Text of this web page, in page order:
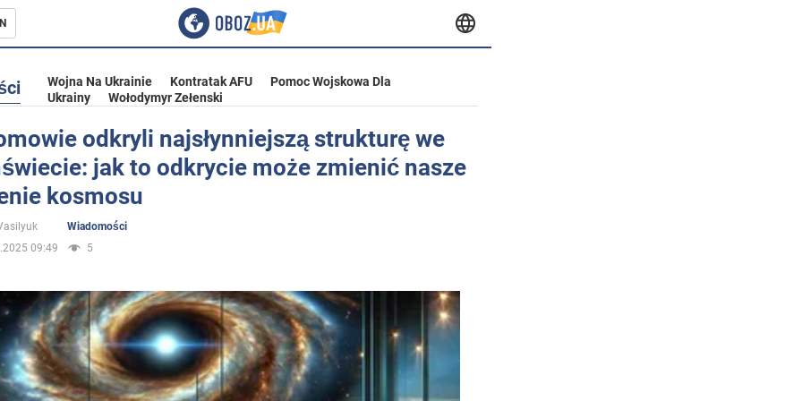
Ukrainie
Wojna Na Ukrainie Kontratak AFU
Pomoc Wojskowa Dla
Ukrainy
Wołodymyr Zełenski
odkryli najsłynniejszą strukturę we
jak to odkrycie może zmienić nasze
kosmosu
Wiadomości
09:49
5